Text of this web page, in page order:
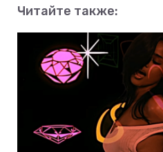
Читайте также: